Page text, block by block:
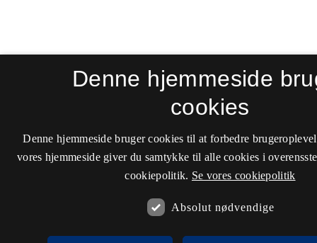
Denne hjemmeside
cookies
Denne hjemmeside bruger cookies til at forbedre
vores hjemmeside giver du samtykke til alle cookies i
cookiepolitik. Se vores cookiepolitik
Absolut nødvendige